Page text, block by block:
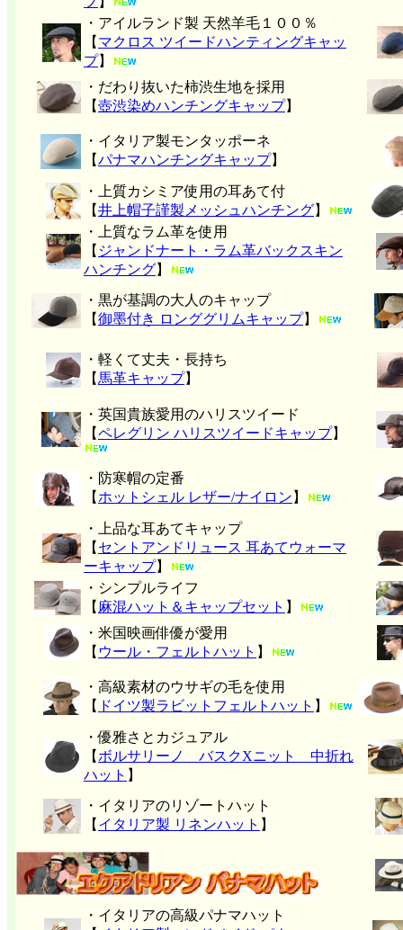
・アイルランド製 天然羊毛１００％
【 マクロス ツイードハンティングキャッ
プ】
・だわり抜いた柿渋生地を採用
【壺渋染めハンチングキャップ】
・イタリア製モンタッポーネ
【パナマハンチングキャップ】
・上質カシミア使用の耳あて付
【井上帽子謹製メッシュハンチング】
・上質なラム革を使用
【 ジャンドナート・ラム革バックスキン
ハンチング】
・黒が基調の大人のキャップ
【御墨付き ロンググリムキャップ】
・軽くて丈夫・長持ち
【 馬革キャップ】
・英国貴族愛用のハリスツイード
【ペレグリン ハリスツイードキャップ】
・防寒帽の定番
【 ホットシェル レザー/ナイロン 】
・上品な耳あてキャップ
【 セントアンドリュース 耳あてウォーマ
ーキャップ】
・シンプルライフ
【 麻混ハット＆キャップセット 】
・米国映画俳優が愛用
【 ウール・フェルトハット 】
・高級素材のウサギの毛を使用
【 ドイツ製ラビットフェルトハット 】
・優雅さとカジュアル
【 ボルサリーノ バスクXニット 中折れ
ハット 】
・イタリアのリゾートハット
【 イタリア製 リネンハット 】
・イタリアの高級パナマハット